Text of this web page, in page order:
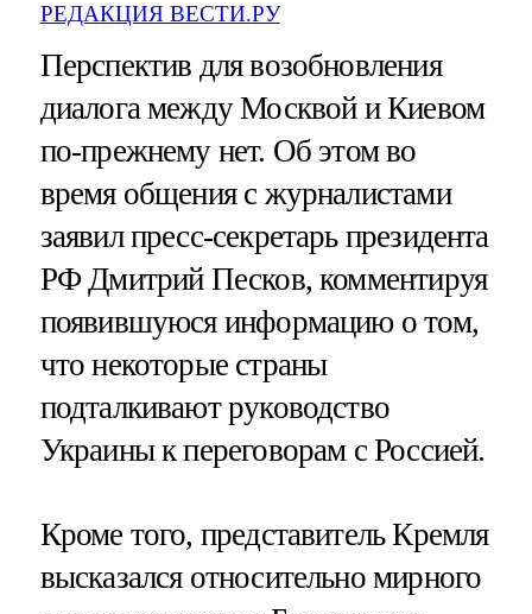
РЕДАКЦИЯ ВЕСТИ.РУ
Перспектив для возобновления
диалога между Москвой и Киевом
по-прежнему нет. Об этом во
время общения с журналистами
заявил пресс-секретарь президента
РФ Дмитрий Песков, комментируя
появившуюся информацию о том,
что некоторые страны
подталкивают руководство
Украины к переговорам с Россией.
Кроме того, представитель Кремля
высказался относительно мирного